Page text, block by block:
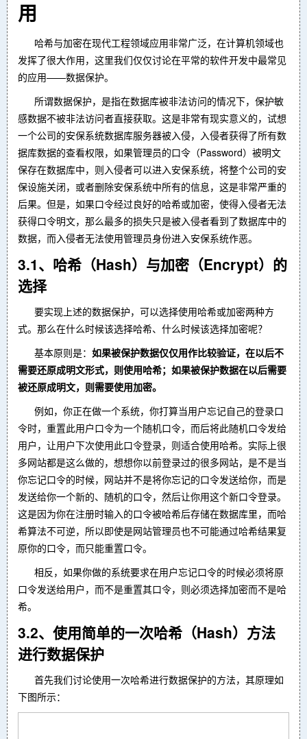
用
哈希与加密在现代工程领域应用非常广泛，在计算机领域也
发挥了很大作用，这里我们仅仅讨论在平常的软件开发中最常见
的应用——数据保护。
所谓数据保护，是指在数据库被非法访问的情况下，保护敏
感数据不被非法访问者直接获取。这是非常有现实意义的，试想
一个公司的安保系统数据库服务器被入侵，入侵者获得了所有数
据库数据的查看权限，如果管理员的口令（Password）被明文
保存在数据库中，则入侵者可以进入安保系统，将整个公司的安
保设施关闭，或者删除安保系统中所有的信息，这是非常严重的
后果。但是，如果口令经过良好的哈希或加密，使得入侵者无法
获得口令明文，那么最多的损失只是被入侵者看到了数据库中的
数据，而入侵者无法使用管理员身份进入安保系统作恶。
3.1、哈希（Hash）与加密（Encrypt）的
选择
要实现上述的数据保护，可以选择使用哈希或加密两种方
式。那么在什么时候该选择哈希、什么时候该选择加密呢？
基本原则是： 如果被保护数据仅仅用作比较验证，在以后不
需要还原成明文形式，则使用哈希；如果被保护数据在以后需要
被还原成明文，则需要使用加密。
例如，你正在做一个系统，你打算当用户忘记自己的登录口
令时，重置此用户口令为一个随机口令，而后将此随机口令发给
用户，让用户下次使用此口令登录，则适合使用哈希。实际上很
多网站都是这么做的，想想你以前登录过的很多网站，是不是当
你忘记口令的时候，网站并不是将你忘记的口令发送给你，而是
发送给你一个新的、随机的口令，然后让你用这个新口令登录。
这是因为你在注册时输入的口令被哈希后存储在数据库里，而哈
希算法不可逆，所以即使是网站管理员也不可能通过哈希结果复
原你的口令，而只能重置口令。
相反，如果你做的系统要求在用户忘记口令的时候必须将原
口令发送给用户，而不是重置其口令，则必须选择加密而不是哈
希。
3.2、使用简单的一次哈希（Hash）方法
进行数据保护
首先我们讨论使用一次哈希进行数据保护的方法，其原理如
下图所示：